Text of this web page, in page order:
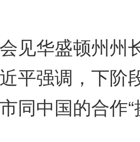
华盛顿州州
平强调，下阶
同中国的合作